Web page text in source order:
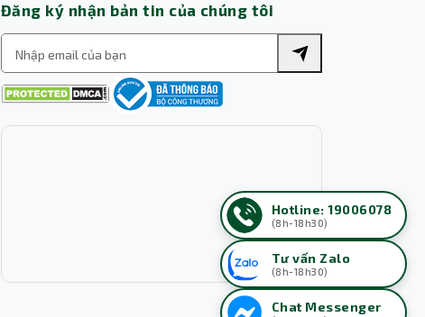
Đăng ký nhận bản tin của chúng tôi
Hotline: 19006078
(8h-18h30)
Tư vấn Zalo
(8h-18h30)
Chat Messenger